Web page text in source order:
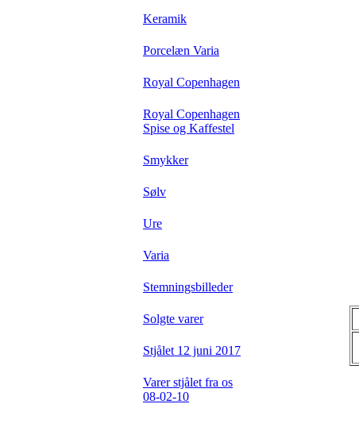
Keramik
Porcelæn Varia
Royal Copenhagen
Royal Copenhagen
Spise og Kaffestel
Smykker
Sølv
Ure
Varia
Stemningsbilleder
Solgte varer
Stjålet 12 juni 2017
Varer stjålet fra os
08-02-10